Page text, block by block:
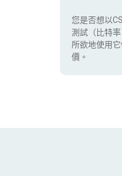
您是否想以
測試（比特
所欲地使用
價。